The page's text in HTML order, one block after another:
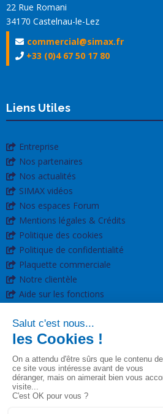
22 Rue Romani
34170 Castelnau-le-Lez
commercial@simax.fr
+33 (0)4 67 50 17 80
Liens Utiles
Entreprise
Nos partenaires
Nos actualités
SIMAX vidéos
Nos espaces Forum
Mentions légales & Crédits
Politique des cookies
Politique de confidentialité
Plaquette commerciale
Notre clientèle
Aide sur les fonctions
SIMAX